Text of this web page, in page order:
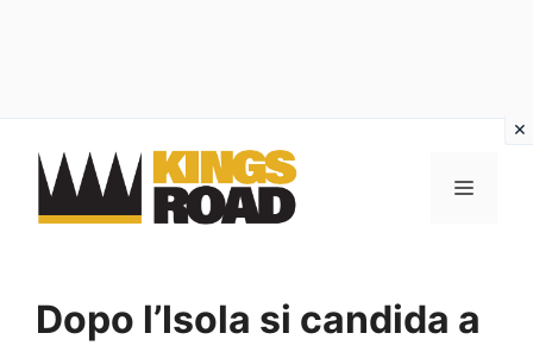
contenuto
MENU
Dopo l’Isola si candida a